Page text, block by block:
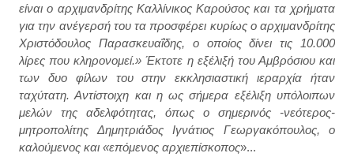
είναι ο αρχιμανδρίτης Καλλίνικος Καρούσος και τα χρήματα
για την ανέγερσή του τα προσφέρει κυρίως ο αρχιμανδρίτης
Χριστόδουλος Παρασκευαΐδης, ο οποίος δίνει τις 10.000
λίρες που κληρονομεί.» Έκτοτε η εξέλιξή του Αμβρόσιου και
των δυο φίλων του στην εκκλησιαστική ιεραρχία ήταν
ταχύτατη. Αντίστοιχη και η ως σήμερα εξέλιξη υπόλοιπων
μελών της αδελφότητας, όπως ο σημερινός -νεότερος-
μητροπολίτης Δημητριάδος Ιγνάτιος Γεωργακόπουλος, ο
καλούμενος και «επόμενος αρχιεπίσκοπος»...